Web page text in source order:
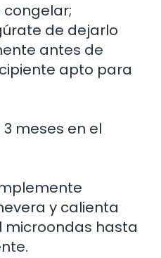
congelar;
de dejarlo
antes de
apto para
meses en el
y calienta
microondas hasta